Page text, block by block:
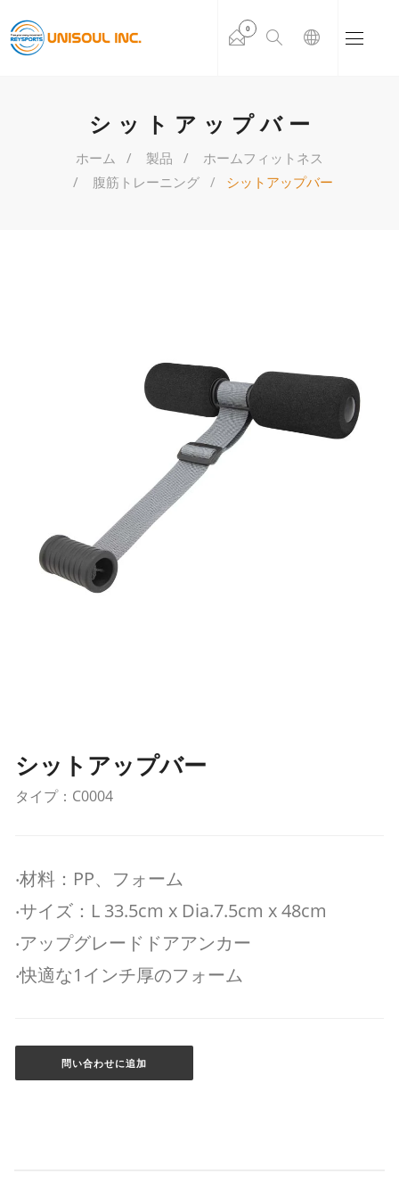
0
シットアップバー
ホーム 製品
ホームフィットネス
腹筋トレーニング
シットアップバー
シットアップバー
タイプ：C0004
‧材料：PP、フォーム
‧サイズ：L 33.5cm x Dia.7.5cm x 48cm
‧アップグレードドアアンカー
‧快適な1インチ厚のフォーム
問い合わせに追加